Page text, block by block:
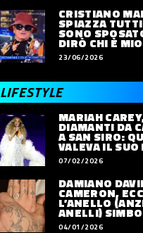
CRISTIANO
SPIAZZA
SONO
DIRÒ CHI È
23/06/2026
LIFESTYLE
MARIAH
DIAMANTI DA
A SAN SIRO:
VALEVA IL SUO
OLIMPIADI
07/02/2026
DAMIANO
CAMERON,
L’ANELLO
ANELLI)
LORO AMORE
04/01/2026